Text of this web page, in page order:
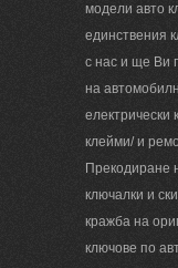
модели авто
единствения
с нас и ще Ви
на
електрически
клейми/ и
Прекодиране
ключалки и
кражба на
ключове по